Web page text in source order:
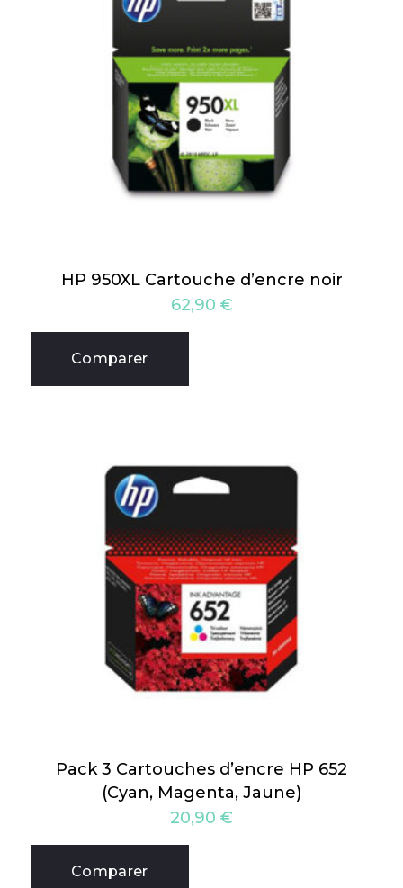
HP 950XL Cartouche d’encre noir
62,90 €
Comparer
Pack 3 Cartouches d’encre HP 652
(Cyan, Magenta, Jaune)
20,90 €
Comparer